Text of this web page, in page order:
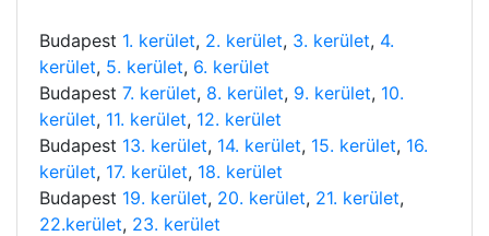
Budapest 1. kerület, 2. kerület, 3. kerület, 4.
kerület, 5. kerület, 6. kerület
Budapest 7. kerület, 8. kerület, 9. kerület, 10.
kerület, 11. kerület, 12. kerület
Budapest 13. kerület, 14. kerület, 15. kerület, 16.
kerület, 17. kerület, 18. kerület
Budapest 19. kerület, 20. kerület, 21. kerület,
22.kerület, 23. kerület